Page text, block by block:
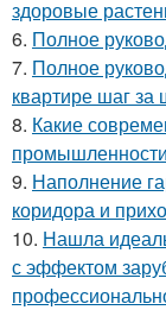
здоровые
6. Полное
7. Полное
квартире шаг за
8. Какие
9. Наполнение
коридора и
10. Нашла
с эффектом